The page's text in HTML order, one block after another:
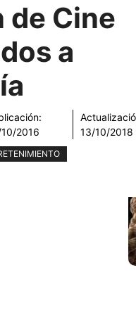
Cine
a
2016
13/10/2018